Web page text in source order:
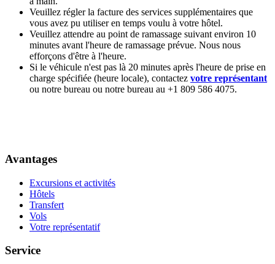
Veuillez régler la facture des services supplémentaires que
vous avez pu utiliser en temps voulu à votre hôtel.
Veuillez attendre au point de ramassage suivant environ 10
minutes avant l'heure de ramassage prévue. Nous nous
efforçons d'être à l'heure.
Si le véhicule n'est pas là 20 minutes après l'heure de prise en
charge spécifiée (heure locale), contactez votre représentant
ou notre bureau ou notre bureau au +1 809 586 4075.
Avantages
Excursions et activités
Hôtels
Transfert
Vols
Votre représentatif
Service